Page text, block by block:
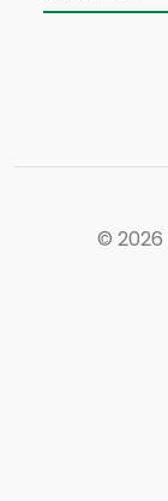
© 2026